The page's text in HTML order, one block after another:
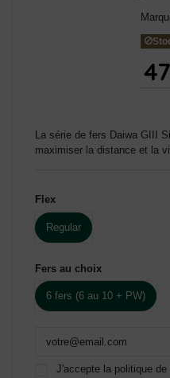
La série de fers Daiwa GIII
maximiser la distance et la
Flex
Regular
Fers au choix
6 fers (6 au 10 + PW)
J'accepte la politique